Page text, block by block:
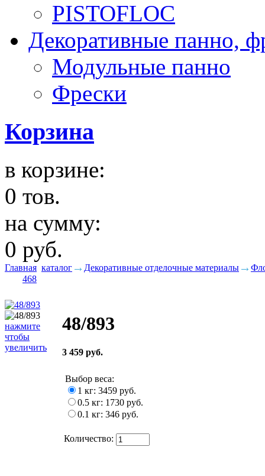
PISTOFLOC
Декоративные панно,
Модульные панно
Фрески
Корзина
в корзине:
0 тов.
на сумму:
0 руб.
Главная каталог Декоративные отделочные материалы
468
нажмите
чтобы
увеличить
48/893
3 459 руб.
Выбор веса:
1 кг: 3459 руб.
0.5 кг: 1730 руб.
0.1 кг: 346 руб.
Количество: